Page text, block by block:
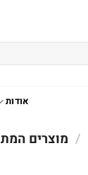
אודות
/ מוצרים המתויגים